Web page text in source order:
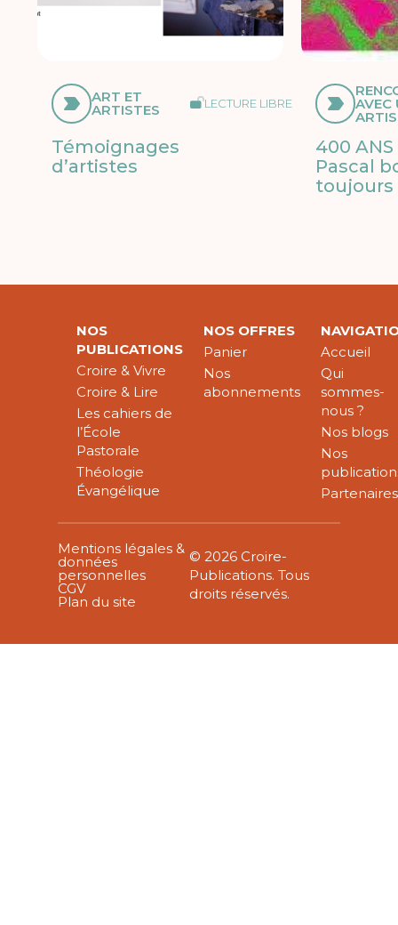
ART ET
ARTISTES LECTURE LIBRE
Témoignages
d’artistes
AVEC
400 ANS
Pascal
toujours
NOS
PUBLICATIONS
Croire & Vivre
Croire & Lire
Les cahiers de
l’École
Pastorale
Théologie
Évangélique
NOS OFFRES
Panier
Nos
abonnements
Accueil
Qui
sommes-
nous ?
Nos blogs
Nos
Partenaires
Mentions légales &
données
personnelles
CGV
Plan du site
© 2026 Croire-
Publications. Tous
droits réservés.